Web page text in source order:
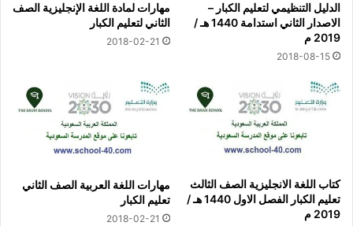
الدليل التنظيمي لتعليم الكبار –
الاصدار الثاني استدامة 1440 هـ /
2019 م
2018-08-15
مهارات لمادة اللغة الإنجليزية الصف
الثاني لتعليم الكبار
2018-02-21
كتاب اللغة الانجليزية الصف الثالث
تعليم الكبار الفصل الاول 1440 هـ /
2019 م
مهارات اللغة العربية الصف الثاني
تعليم الكبار
2018-02-21